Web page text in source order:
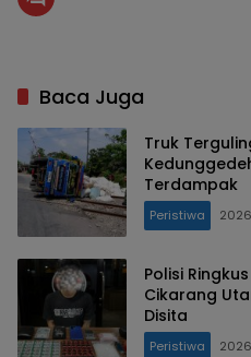
Baca Juga
Truk
Terdampak
Peristiwa
Polisi
Cikarang
Disita
Peristiwa